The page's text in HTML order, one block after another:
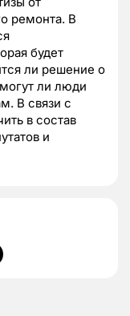
ремонта. В
будет
ли решение о
ли люди
В связи с
в состав
и